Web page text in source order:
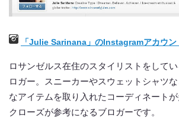
「Julie Sarinana」のInstagramアカウン
ロサンゼルス在住のスタイリストをして
ロガー。スニーカーやスウェットシャツ
なアイテムを取り入れたコーディネート
クローズが参考になるブロガーです。